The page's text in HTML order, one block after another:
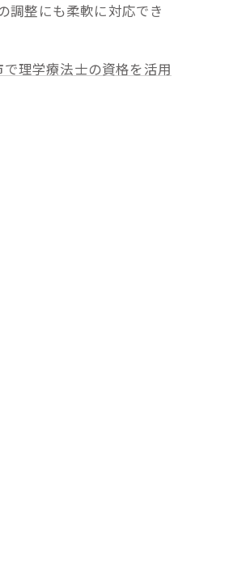
調整にも柔軟に対応でき
で理学療法士の資格を活用